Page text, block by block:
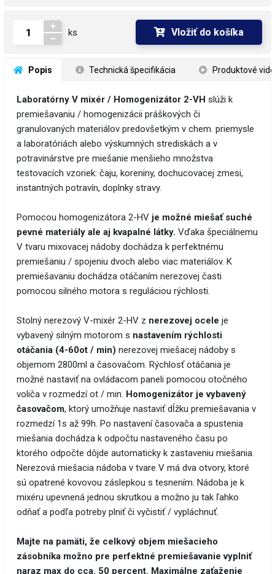
ks Vložiť do košíka
Popis Technická špecifikácia Produktové
​Laboratórny V mixér / Homogenizátor 2-VH slúži k
premiešavaniu / homogenizácii práškových či
granulovaných materiálov predovšetkým v chem. priemysle
a laboratóriách alebo výskumných strediskách a v
potravinárstve pre miešanie menšieho množstva
testovacích vzoriek: čaju, koreniny, dochucovacej zmesi,
instantných potravín, doplnky stravy.
Pomocou homogenizátora 2-HV je možné miešať suché
pevné materiály ale aj kvapalné látky. Vďaka špeciálnemu
V tvaru mixovacej nádoby dochádza k perfektnému
premiešaniu / spojeniu dvoch alebo viac materiálov. K
premiešavaniu dochádza otáčaním nerezovej časti
pomocou silného motora s reguláciou rýchlosti.
Stolný nerezový V-mixér 2-HV z nerezovej ocele je
vybavený silným motorom s nastavením rýchlosti
otáčania (4-60ot / min) nerezovej miešacej nádoby s
objemom 2800ml a časovačom. Rýchlosť otáčania je
možné nastaviť na ovládacom paneli pomocou otočného
voliča v rozmedzí ot / min. Homogenizátor je vybavený
časovačom, ktorý umožňuje nastaviť dĺžku premiešavania v
rozmedzí 1s až 99h. Po nastavení časovača a spustenia
miešania dochádza k odpočtu nastaveného času po
ktorého odpočte dôjde automaticky k zastaveniu miešania.
Nerezová miešacia nádoba v tvare V má dva otvory, ktoré
sú opatrené kovovou záslepkou s tesnením. Nádoba je k
mixéru upevnená jednou skrutkou a možno ju tak ľahko
odňať a podľa potreby plniť či vyčistiť / vypláchnuť.
Majte na pamäti, že celkový objem miešacieho
zásobníka možno pre perfektné premiešavanie vyplniť
naraz max do cca. 50 percent. Maximálne zaťaženie